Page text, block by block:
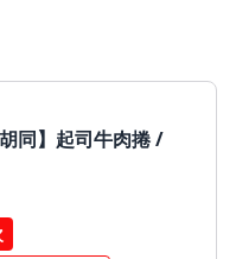
同】起司牛肉捲 /